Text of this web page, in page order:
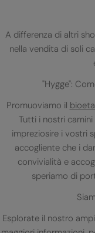
A differenza di altri
nella vendita di soli
"Hygge":
Promuoviamo il
Tutti i nostri
impreziosire i vostri
accogliente che i
convivialità e
speriamo di
Esplorate il nostro